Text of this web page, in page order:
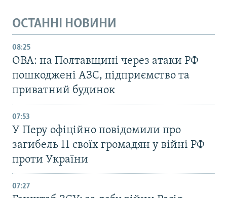
ОСТАННІ НОВИНИ
08:25
ОВА: на Полтавщині через атаки РФ
пошкоджені АЗС, підприємство та
приватний будинок
07:53
У Перу офіційно повідомили про
загибель 11 своїх громадян у війні РФ
проти України
07:27